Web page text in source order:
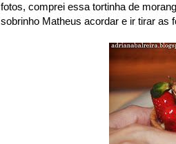
fotos, comprei essa tortinha de
sobrinho Matheus acordar e ir tirar as